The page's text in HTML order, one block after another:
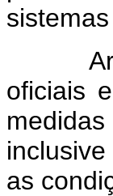
Art
oficiais
as